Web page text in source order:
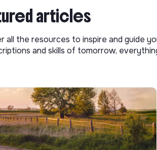
articles
all the resources to inspire and guide
and skills of tomorrow,